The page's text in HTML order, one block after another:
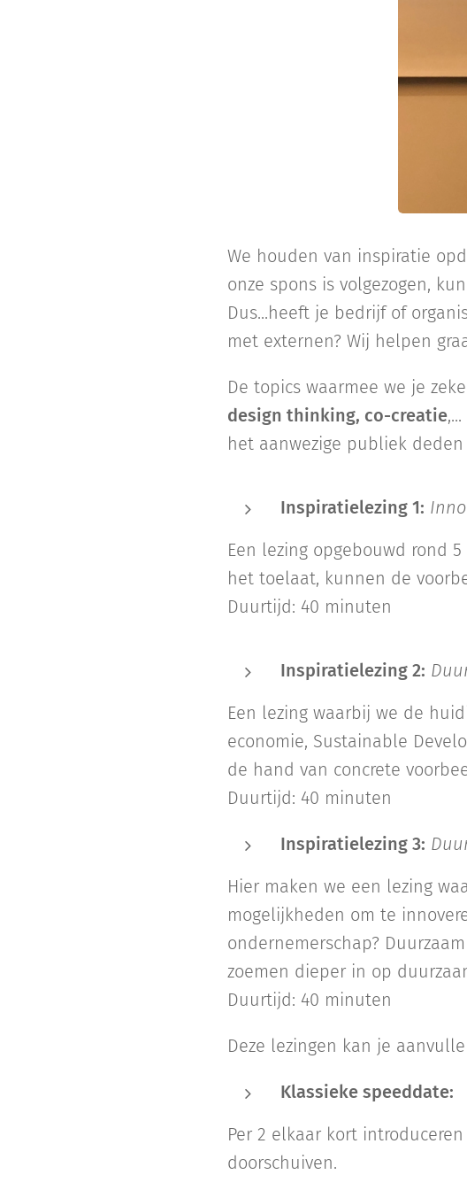
We houden van inspiratie
onze spons is volgezogen,
Dus...heeft je bedrijf of
met externen? Wij helpen
De topics waarmee we je
design thinking, co-creatie
het aanwezige publiek
Inspiratielezing 1:
Een lezing opgebouwd rond
het toelaat, kunnen de
Duurtijd: 40 minuten
Inspiratielezing 2:
Een lezing waarbij we de
economie, Sustainable
de hand van concrete
Duurtijd: 40 minuten
Inspiratielezing 3:
Hier maken we een lezing
mogelijkheden om te
ondernemerschap?
zoemen
Duurtijd: 40 minuten
Deze lezingen kan je
Klassieke speeddate:
Per 2 elkaar kort
doorschuiven.